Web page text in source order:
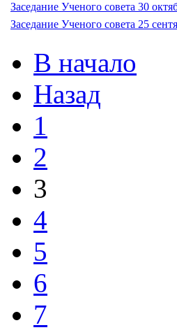
Заседание Ученого совета 30
Заседание Ученого совета 25
В начало
Назад
1
2
3
4
5
6
7